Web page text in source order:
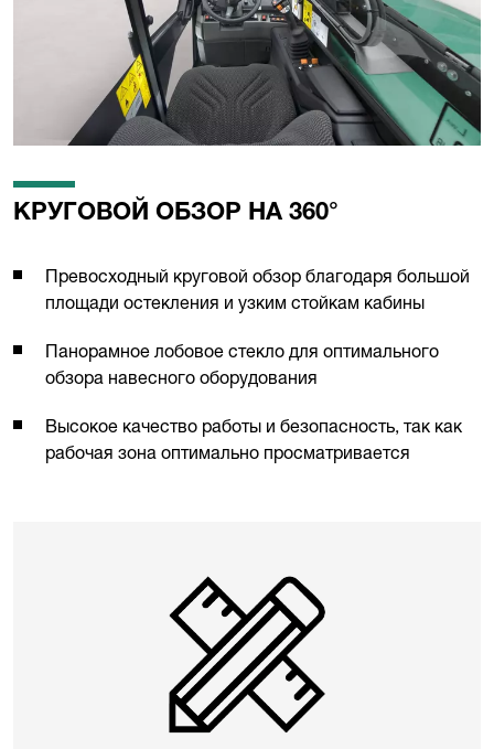
КРУГОВОЙ ОБЗОР НА 360°
Превосходный круговой обзор благодаря большой
площади остекления и узким стойкам кабины
Панорамное лобовое стекло для оптимального
обзора навесного оборудования
Высокое качество работы и безопасность, так как
рабочая зона оптимально просматривается